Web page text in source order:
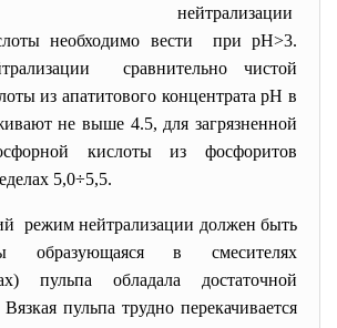
нейтрализации
необходимо вести при рН>3.
сравнительно чистой
из апатитового концентрата рН в
не выше 4.5, для загрязненной
кислоты из фосфоритов
5,0÷5,5.
режим нейтрализации должен быть
образующаяся в смесителях
пульпа обладала достаточной
пульпа трудно перекачивается